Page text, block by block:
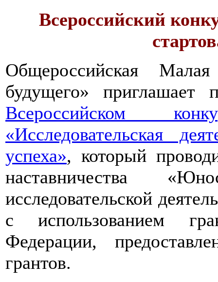
Всероссийский
Общероссийская
будущего» приглашает
Всероссийском
«Исследовательская
успеха», который
наставничества
исследовательской
с использованием
Федерации,
грантов.